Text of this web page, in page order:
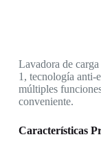
Lavadora de
1, tecnología anti-
múltiples
conveniente.
Características